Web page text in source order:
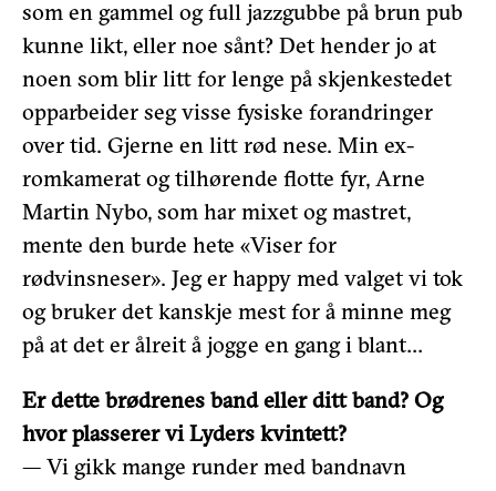
som en gammel og full jazzgubbe på brun pub
kunne likt, eller noe sånt? Det hender jo at
noen som blir litt for lenge på skjenkestedet
opparbeider seg visse fysiske forandringer
over tid. Gjerne en litt rød nese. Min ex-
romkamerat og tilhørende flotte fyr, Arne
Martin Nybo, som har mixet og mastret,
mente den burde hete «Viser for
rødvinsneser». Jeg er happy med valget vi tok
og bruker det kanskje mest for å minne meg
på at det er ålreit å jogge en gang i blant…
Er dette brødrenes band eller ditt band? Og
hvor plasserer vi Lyders kvintett?
— Vi gikk mange runder med bandnavn